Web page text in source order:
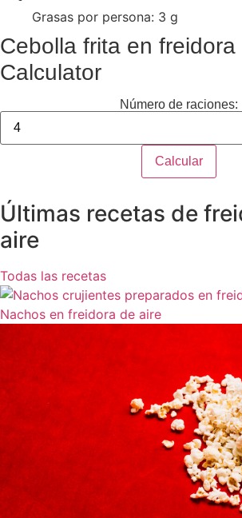
Grasas por persona: 3 g
Cebolla frita en freidora
Calculator
Número de raciones:
Calcular
Últimas recetas de
aire
Todas las recetas
Nachos en freidora de aire